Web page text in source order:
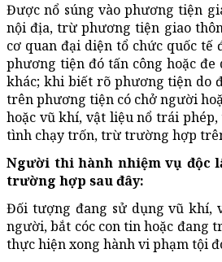
Được nổ súng vào phương tiện
nội địa, trừ phương tiện giao
cơ quan đại diện tổ chức quốc
phương tiện đó tấn công hoặc
khác; khi biết rõ phương tiện do
trên phương tiện có chở người
hoặc vũ khí, vật liệu nổ trái
tình chạy trốn, trừ trường hợp
Người thi hành nhiệm vụ độc
trường hợp sau đây:
Đối tượng đang sử dụng vũ khí,
người, bắt cóc con tin hoặc đang
thực hiện xong hành vi phạm tội